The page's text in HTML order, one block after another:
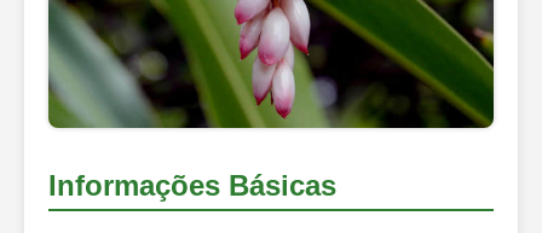
Informações Básicas